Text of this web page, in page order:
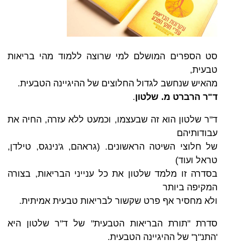
סט הספרים המושלם למי שרוצה ללמוד מהי בריאות
טבעית,
מהאיש שנחשב לגדול החלוצים של ההיגיינה הטבעית.
ד"ר הרברט מ. שלטון.
ד"ר שלטון הוא זה שבעצמו, וכמעט ללא עזרה, החיה את
עבודותיהם
של חלוצי השיטה הראשונים. (גראהם, ג'נינגס, טילדן,
טראל ועוד)
בסדרה זו מלמד שלטון את כל ענייני הבריאות, בצורה
המקיפה ביותר
ולא מחסיר אף פרט שקשור לבריאות טבעית אמיתית.
סדרת "תורת הבריאות הטבעית" של ד"ר שלטון היא
'התנ"ך' של ההיגיינה הטבעית.